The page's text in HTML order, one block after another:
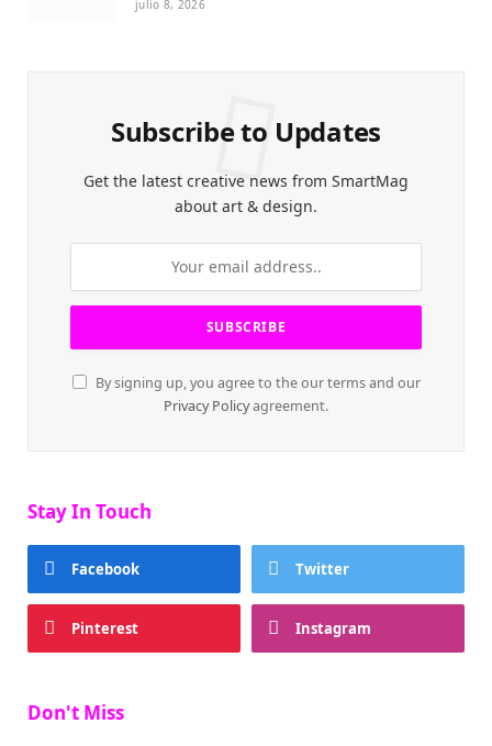
julio 8, 2026
Subscribe to Updates
Get the latest creative news from SmartMag
about art & design.
By signing up, you agree to the our terms and our
Privacy Policyagreement.
Stay In Touch
Facebook Twitter
Pinterest Instagram
Don't Miss